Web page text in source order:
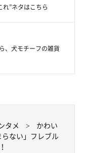
”ネタはこちら
、犬モチーフの雑貨
タメ
かわい
らない」フレブル